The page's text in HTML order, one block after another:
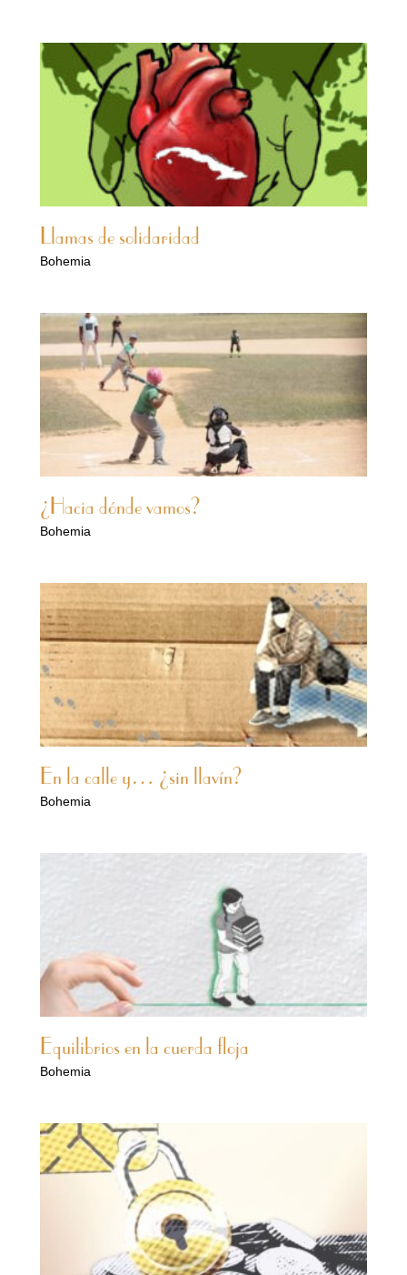
Llamas de solidaridad
Bohemia
¿Hacia dónde vamos?
Bohemia
En la calle y… ¿sin llavín?
Bohemia
Equilibrios en la cuerda floja
Bohemia